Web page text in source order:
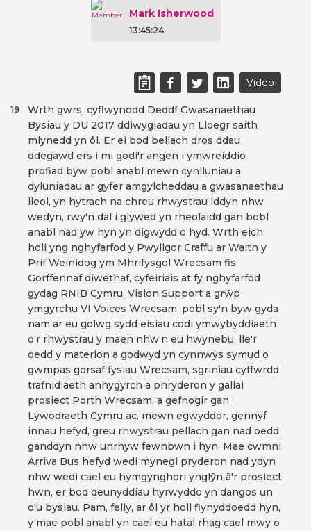
Mark Isherwood
13:45:24
Video
Wrth gwrs, cyflwynodd Deddf Gwasanaethau
Bysiau y DU 2017 ddiwygiadau yn Lloegr saith
mlynedd yn ôl. Er ei bod bellach dros ddau
ddegawd ers i mi godi'r angen i ymwreiddio
profiad byw pobl anabl mewn cynlluniau a
dyluniadau ar gyfer amgylcheddau a gwasanaethau
lleol, yn hytrach na chreu rhwystrau iddyn nhw
wedyn, rwy'n dal i glywed yn rheolaidd gan bobl
anabl nad yw hyn yn digwydd o hyd. Wrth eich
holi yng nghyfarfod y Pwyllgor Craffu ar Waith y
Prif Weinidog ym Mhrifysgol Wrecsam fis
Gorffennaf diwethaf, cyfeiriais at fy nghyfarfod
gydag RNIB Cymru, Vision Support a grŵp
ymgyrchu VI Voices Wrecsam, pobl sy'n byw gyda
nam ar eu golwg sydd eisiau codi ymwybyddiaeth
o'r rhwystrau y maen nhw'n eu hwynebu, lle'r
oedd y materion a godwyd yn cynnwys symud o
gwmpas gorsaf fysiau Wrecsam, sgriniau cyffwrdd
trafnidiaeth anhygyrch a phryderon y gallai
prosiect Porth Wrecsam, a gefnogir gan
Lywodraeth Cymru ac, mewn egwyddor, gennyf
innau hefyd, greu rhwystrau pellach gan nad oedd
ganddyn nhw unrhyw fewnbwn i hyn. Mae cwmni
Arriva Bus hefyd wedi mynegi pryderon nad ydyn
nhw wedi cael eu hymgynghori ynglŷn â'r prosiect
hwn, er bod deunyddiau hyrwyddo yn dangos un
o'u bysiau. Pam, felly, ar ôl yr holl flynyddoedd hyn,
y mae pobl anabl yn cael eu hatal rhag cael mwy o
19